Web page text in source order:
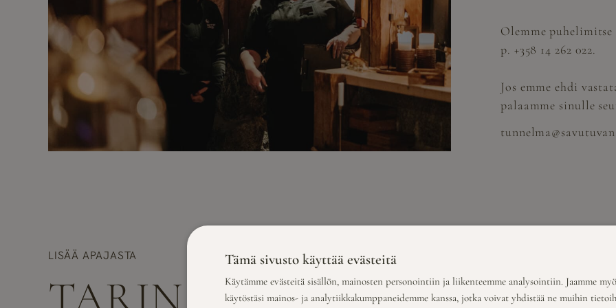
Olemme
p. +358 14 262 022.
Jos emme ehdi
palaamme sinulle
LISÄÄ APAJASTA Tämä sivusto käyttää evästeitä
Käytämme evästeitä sisällön, mainosten personointiin ja liikenteemme analysointiin. Jaamme
käytöstäsi mainos- ja analytiikkakumppaneidemme kanssa, jotka voivat yhdistää ne muihin